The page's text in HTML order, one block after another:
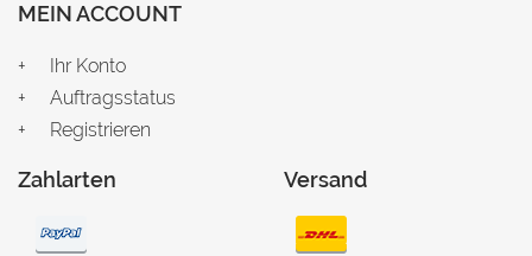
MEIN ACCOUNT
Ihr Konto
Auftragsstatus
Registrieren
Zahlarten Versand